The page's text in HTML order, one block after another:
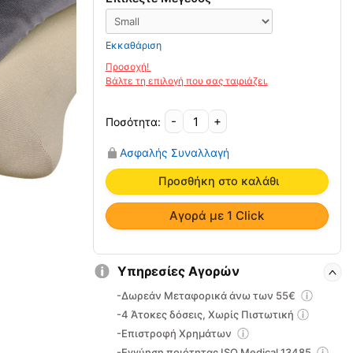
Εκκαθάριση
Αγορά με 1 Click
-
Κάλτσα
Για
Ευαίσθητα
Πόδια
Diavital
HF-
5032
Feet
+
Ασφαλής Συναλλαγή
Προσθήκη στο καλάθι
Υπηρεσίες Αγορών
-Δωρεάν Μεταφορικά άνω των 55€
-4 Άτοκες δόσεις, Χωρίς Πιστωτική
-Επιστροφή Χρημάτων